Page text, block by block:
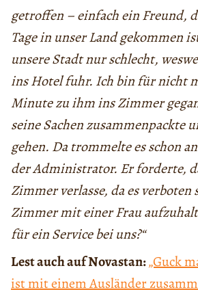
getroffen – einfach ein Freund,
Tage in unser Land gekommen
unsere Stadt nur schlecht,
ins Hotel fuhr. Ich bin für nicht
Minute zu ihm ins Zimmer
seine Sachen zusammenpackte
gehen. Da trommelte es schon
der Administrator. Er forderte,
Zimmer verlasse, da es verboten
Zimmer mit einer Frau
für ein Service bei uns?“
Lest auch auf Novastan:„Guck
ist mit einem Ausländer